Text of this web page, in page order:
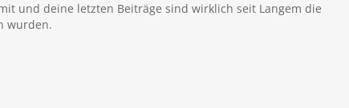
und deine letzten Beiträge sind wirklich seit Langem die
wurden.